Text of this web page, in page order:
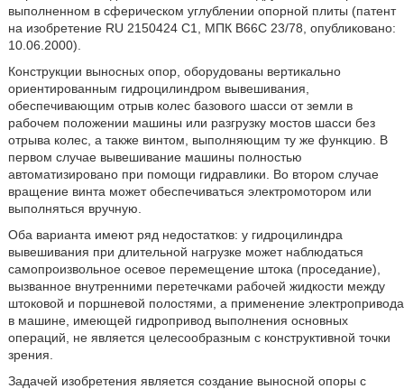
выполненном в сферическом углублении опорной плиты (патент
на изобретение RU 2150424 С1, МПК В66С 23/78, опубликовано:
10.06.2000).
Конструкции выносных опор, оборудованы вертикально
ориентированным гидроцилиндром вывешивания,
обеспечивающим отрыв колес базового шасси от земли в
рабочем положении машины или разгрузку мостов шасси без
отрыва колес, а также винтом, выполняющим ту же функцию. В
первом случае вывешивание машины полностью
автоматизировано при помощи гидравлики. Во втором случае
вращение винта может обеспечиваться электромотором или
выполняться вручную.
Оба варианта имеют ряд недостатков: у гидроцилиндра
вывешивания при длительной нагрузке может наблюдаться
самопроизвольное осевое перемещение штока (проседание),
вызванное внутренними перетечками рабочей жидкости между
штоковой и поршневой полостями, а применение электропривода
в машине, имеющей гидропривод выполнения основных
операций, не является целесообразным с конструктивной точки
зрения.
Задачей изобретения является создание выносной опоры с